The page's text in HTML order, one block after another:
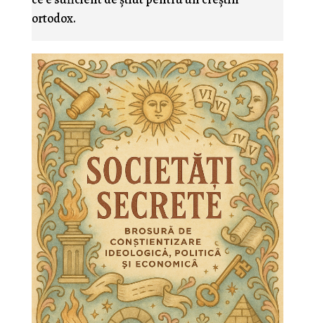
ortodox.